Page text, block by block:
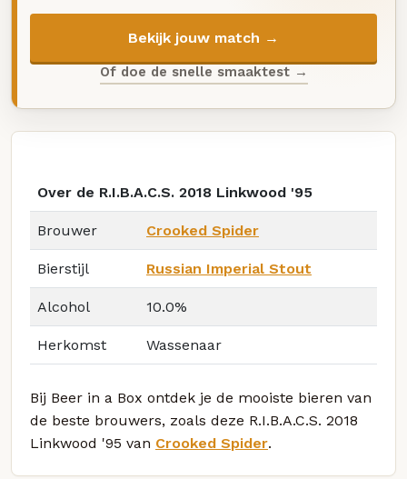
Bekijk jouw match →
Of doe de snelle smaaktest →
Over de R.I.B.A.C.S. 2018 Linkwood '95
Brouwer Crooked Spider
Bierstijl Russian Imperial Stout
Alcohol 10.0%
Herkomst Wassenaar
Bij Beer in a Box ontdek je de mooiste bieren van
de beste brouwers, zoals deze R.I.B.A.C.S. 2018
Linkwood '95 van Crooked Spider.